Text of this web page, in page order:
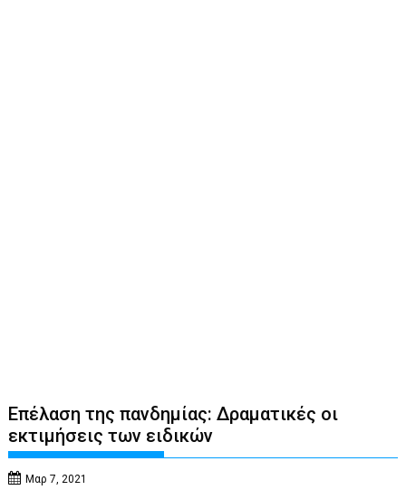
Επέλαση της πανδημίας: Δραματικές οι
εκτιμήσεις των ειδικών
Μαρ 7, 2021